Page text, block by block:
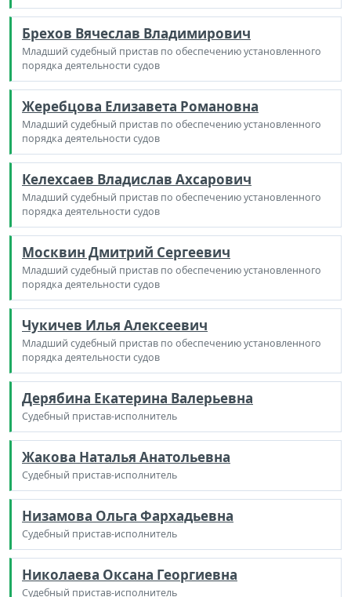
Брехов Вячеслав Владимирович
Младший судебный пристав по обеспечению установленного
порядка деятельности судов
Жеребцова Елизавета Романовна
Младший судебный пристав по обеспечению установленного
порядка деятельности судов
Келехсаев Владислав Ахсарович
Младший судебный пристав по обеспечению установленного
порядка деятельности судов
Москвин Дмитрий Сергеевич
Младший судебный пристав по обеспечению установленного
порядка деятельности судов
Чукичев Илья Алексеевич
Младший судебный пристав по обеспечению установленного
порядка деятельности судов
Дерябина Екатерина Валерьевна
Судебный пристав-исполнитель
Жакова Наталья Анатольевна
Судебный пристав-исполнитель
Низамова Ольга Фархадьевна
Судебный пристав-исполнитель
Николаева Оксана Георгиевна
Судебный пристав-исполнитель